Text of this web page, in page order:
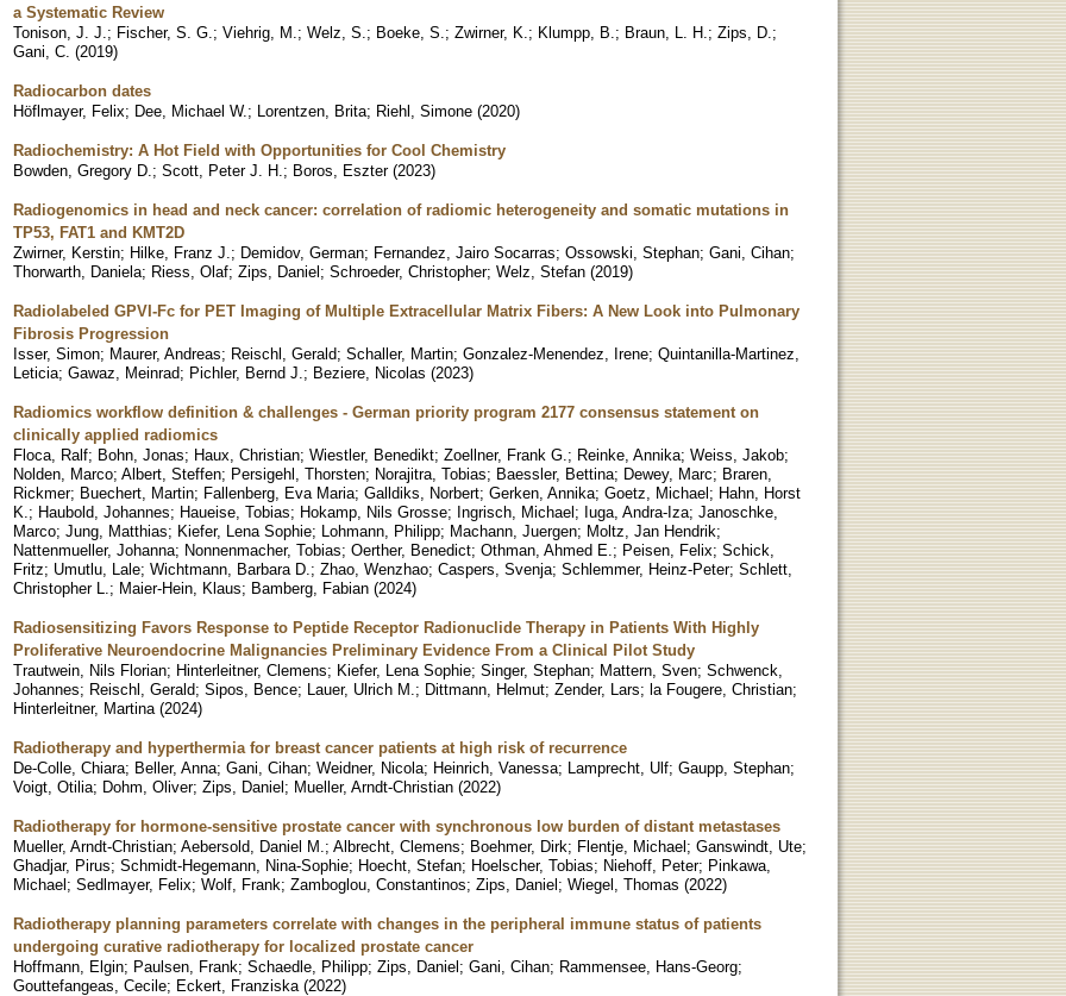
a Systematic Review
Tonison, J. J. ; Fischer, S. G. ; Viehrig, M. ; Welz, S. ; Boeke, S. ; Zwirner, K. ; Klumpp, B. ; Braun, L. H. ; Zips, D. ;
Gani, C. (2019)
Radiocarbon dates
Höflmayer, Felix; Dee, Michael W. ; Lorentzen, Brita; Riehl, Simone (2020)
Radiochemistry: A Hot Field with Opportunities for Cool Chemistry
Bowden, Gregory D. ; Scott, Peter J. H. ; Boros, Eszter (2023)
Radiogenomics in head and neck cancer: correlation of radiomic heterogeneity and somatic mutations in
TP53, FAT1 and KMT2D
Zwirner, Kerstin; Hilke, Franz J. ; Demidov, German; Fernandez, Jairo Socarras; Ossowski, Stephan; Gani, Cihan;
Thorwarth, Daniela; Riess, Olaf; Zips, Daniel; Schroeder, Christopher; Welz, Stefan (2019)
Radiolabeled GPVI-Fc for PET Imaging of Multiple Extracellular Matrix Fibers: A New Look into Pulmonary
Fibrosis Progression
Isser, Simon; Maurer, Andreas; Reischl, Gerald; Schaller, Martin; Gonzalez-Menendez, Irene; Quintanilla-Martinez,
Leticia; Gawaz, Meinrad; Pichler, Bernd J. ; Beziere, Nicolas (2023)
Radiomics workflow definition & challenges - German priority program 2177 consensus statement on
clinically applied radiomics
Floca, Ralf; Bohn, Jonas; Haux, Christian; Wiestler, Benedikt; Zoellner, Frank G. ; Reinke, Annika; Weiss, Jakob;
Nolden, Marco; Albert, Steffen; Persigehl, Thorsten; Norajitra, Tobias; Baessler, Bettina; Dewey, Marc; Braren,
Rickmer; Buechert, Martin; Fallenberg, Eva Maria; Galldiks, Norbert; Gerken, Annika; Goetz, Michael; Hahn, Horst
K. ; Haubold, Johannes; Haueise, Tobias; Hokamp, Nils Grosse; Ingrisch, Michael; Iuga, Andra-Iza; Janoschke,
Marco; Jung, Matthias; Kiefer, Lena Sophie; Lohmann, Philipp; Machann, Juergen; Moltz, Jan Hendrik;
Nattenmueller, Johanna; Nonnenmacher, Tobias; Oerther, Benedict; Othman, Ahmed E. ; Peisen, Felix; Schick,
Fritz; Umutlu, Lale; Wichtmann, Barbara D. ; Zhao, Wenzhao; Caspers, Svenja; Schlemmer, Heinz-Peter; Schlett,
Christopher L. ; Maier-Hein, Klaus; Bamberg, Fabian (2024)
Radiosensitizing Favors Response to Peptide Receptor Radionuclide Therapy in Patients With Highly
Proliferative Neuroendocrine Malignancies Preliminary Evidence From a Clinical Pilot Study
Trautwein, Nils Florian; Hinterleitner, Clemens; Kiefer, Lena Sophie; Singer, Stephan; Mattern, Sven; Schwenck,
Johannes; Reischl, Gerald; Sipos, Bence; Lauer, Ulrich M. ; Dittmann, Helmut; Zender, Lars; la Fougere, Christian;
Hinterleitner, Martina (2024)
Radiotherapy and hyperthermia for breast cancer patients at high risk of recurrence
De-Colle, Chiara; Beller, Anna; Gani, Cihan; Weidner, Nicola; Heinrich, Vanessa; Lamprecht, Ulf; Gaupp, Stephan;
Voigt, Otilia; Dohm, Oliver; Zips, Daniel; Mueller, Arndt-Christian (2022)
Radiotherapy for hormone-sensitive prostate cancer with synchronous low burden of distant metastases
Mueller, Arndt-Christian; Aebersold, Daniel M. ; Albrecht, Clemens; Boehmer, Dirk; Flentje, Michael; Ganswindt, Ute;
Ghadjar, Pirus; Schmidt-Hegemann, Nina-Sophie; Hoecht, Stefan; Hoelscher, Tobias; Niehoff, Peter; Pinkawa,
Michael; Sedlmayer, Felix; Wolf, Frank; Zamboglou, Constantinos; Zips, Daniel; Wiegel, Thomas (2022)
Radiotherapy planning parameters correlate with changes in the peripheral immune status of patients
undergoing curative radiotherapy for localized prostate cancer
Hoffmann, Elgin; Paulsen, Frank; Schaedle, Philipp; Zips, Daniel; Gani, Cihan; Rammensee, Hans-Georg;
Gouttefangeas, Cecile; Eckert, Franziska (2022)